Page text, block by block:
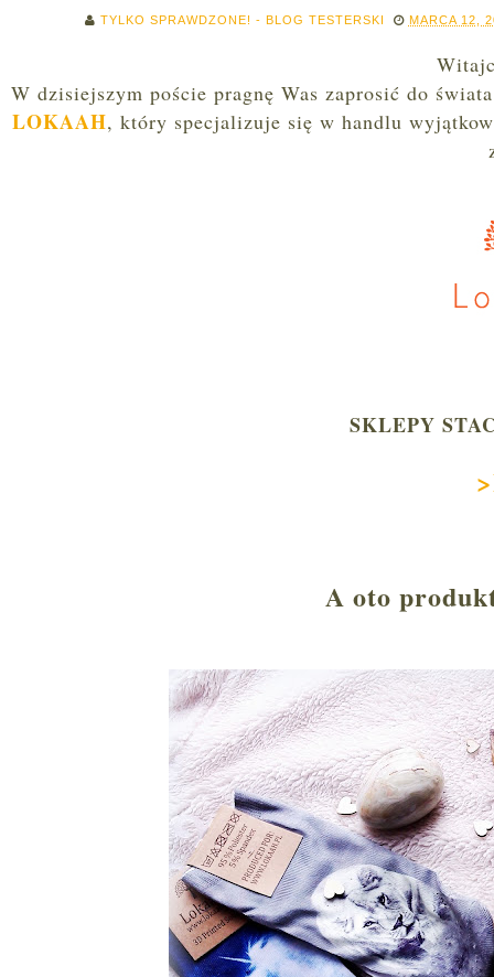
TYLKO SPRAWDZONE! - BLOG TESTERSKI MARCA 12,
W dzisiejszym poście pragnę Was zaprosić do
LOKAAH, który specjalizuje się w handlu
SKLEPY
A oto